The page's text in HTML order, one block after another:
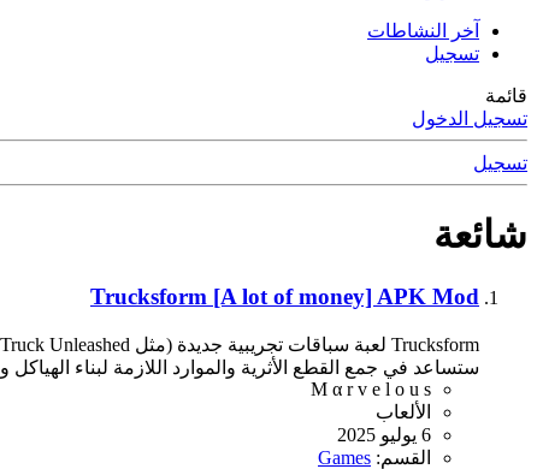
آخر النشاطات
تسجيل
قائمة
تسجيل الدخول
تسجيل
شائعة
Trucksform [A lot of money] APK Mod
ستساعد في جمع القطع الأثرية والموارد اللازمة لبناء
M α r v e l o u s
الألعاب
6 يوليو 2025
القسم: Games